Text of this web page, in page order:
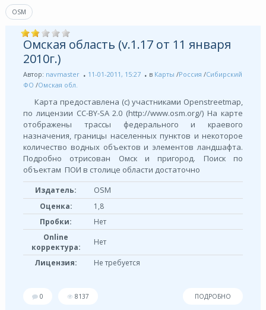
OSM
Омская область (v.1.17 от 11 января
2010г.)
Автор: navmaster 11-01-2011, 15:27 в Карты /Россия /Сибирский
ФО /Омская обл.
Карта предоставлена (с) участниками Openstreetmap,
по лицензии СС-BY-SA 2.0 (http://www.osm.org/) На карте
отображены трассы федерального и краевого
назначения, границы населенных пунктов и некоторое
количество водных объектов и элементов ландшафта.
Подробно отрисован Омск и пригород. Поиск по
объектам ПОИ в столице области достаточно
Издатель: OSM
Оценка:
1,8
Пробки:
Нет
Online
корректура:
Нет
Лицензия: Не требуется
0 8137 ПОДРОБНО